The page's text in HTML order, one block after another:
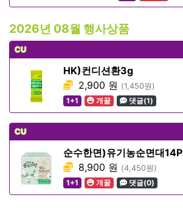
2026년 08월 행사상품
CU
HK)컨디션환3g
2,900 원 (1,450원)
1+1
개꿀 댓글(1)
CU
순수한면)유기농순면대14P
8,900 원 (4,450원)
1+1
개꿀 댓글(0)